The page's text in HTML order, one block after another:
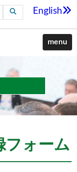
English
menu
ォーム